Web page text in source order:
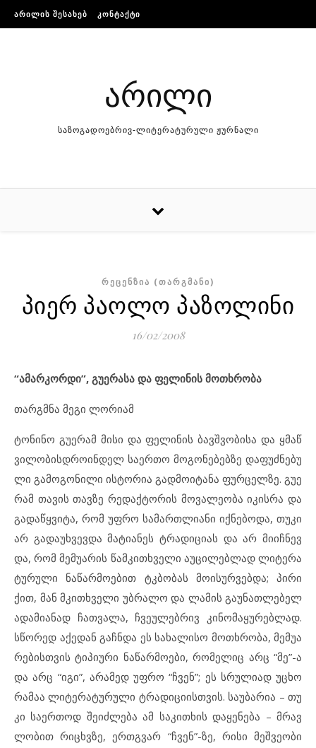
Skip to content
ᲐᲠᲘᲚᲘᲡ ᲨᲔᲡᲐᲮᲔᲑ ᲙᲝᲜᲢᲐᲥᲢᲘ
არილი
საზოგადოებრივ-ლიტერატურული ჟურნალი
ᲠᲔᲪᲔᲜᲖᲘᲐ (ᲗᲐᲠᲒᲛᲐᲜᲘ)
პი­ერ პა­ო­ლო პა­ზო­ლი­ნი
16/02/2008
“ამარკორდი”, გუერასა და ფელინის მოთხრობა
თარგმნა მეგი ლორიამ
ტონინო გუერამ მისი და ფელინის ბავშვობისა და ყმაწ
ვილობისდროინდელ საერთო მოგონებებზე დაფუძნებუ
ლი გამოგონილი ისტორია გადმოიტანა ფურცელზე. გუე
რამ თავის თავზე რედაქტორის მოვალეობა იკისრა და
გადაწყვიტა, რომ უფრო სამართლიანი იქნებოდა, თუკი
არ გადაუხვევდა მატიანეს ტრადიციას და არ მიიჩნევ
და, რომ მემუარის წამკითხველი აუცილებლად ლიტერა
ტურული ნაწარმოებით ტკბობას მოისურვებდა; პირი
ქით, მან მკითხველი უბრალო და ლამის გაუნათლებელ
ადამიანად ჩათვალა, ჩვეულებრივ კინომაყურებლად.
სწორედ აქედან გაჩნდა ეს სახალისო მოთხრობა, მემუა
რებისთვის ტიპიური ნაწარმოები, რომელიც არც “მე”-ა
და არც “იგი”, არამედ უფრო “ჩვენ”; ეს სრულიად უცხო
რამაა ლიტერატურული ტრადიციისთვის. საუბარია – თუ
კი საერთოდ შეიძლება ამ საკითხის დაყენება – მრავ
ლობით რიცხვზე, ერთგვარ “ჩვენ”-ზე, რისი მეშვეობი